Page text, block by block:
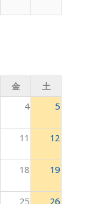
金 土
4 5
11 12
18 19
25 26